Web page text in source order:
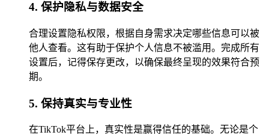
4. 保护隐私与数据安全
合理设置隐私权限，根据自身需求决定哪些信息可以被
他人查看。这有助于保护个人信息不被滥用。完成所有
设置后，记得保存更改，以确保最终呈现的效果符合预
期。
5. 保持真实与专业性
在TikTok平台上，真实性是赢得信任的基础。无论是个